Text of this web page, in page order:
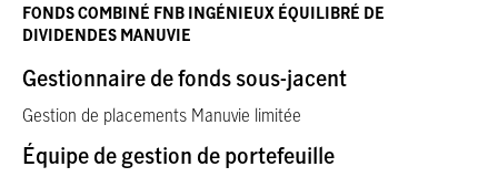
FONDS COMBINÉ FNB INGÉNIEUX ÉQUILIBRÉ DE
DIVIDENDES MANUVIE
Gestionnaire de fonds sous-jacent
Gestion de placements Manuvie limitée
Équipe de gestion de portefeuille